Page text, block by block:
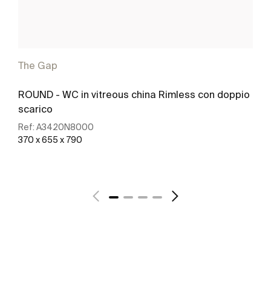
The Gap
ROUND - WC in vitreous china Rimless con doppio
scarico
Ref: A3420N8000
370 x 655 x 790